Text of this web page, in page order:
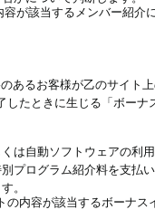
が該当するメンバー紹介
あるお客様が乙のサイト
たときに生じる「ボーナ
は自動ソフトウェアの利
プログラム紹介料を支払
。
内容が該当するボーナス